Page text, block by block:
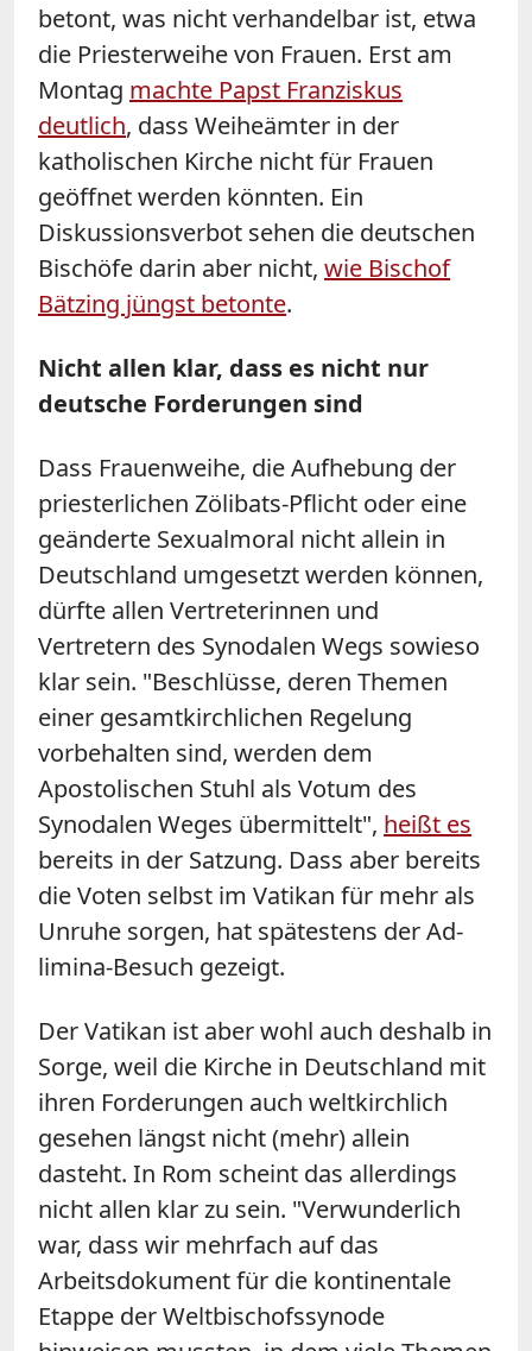
betont, was nicht verhandelbar ist, etwa
die Priesterweihe von Frauen. Erst am
Montag machte Papst Franziskus
deutlich, dass Weiheämter in der
katholischen Kirche nicht für Frauen
geöffnet werden könnten. Ein
Diskussionsverbot sehen die deutschen
Bischöfe darin aber nicht, wie Bischof
Bätzing jüngst betonte.
Nicht allen klar, dass es nicht nur
deutsche Forderungen sind
Dass Frauenweihe, die Aufhebung der
priesterlichen Zölibats-Pflicht oder eine
geänderte Sexualmoral nicht allein in
Deutschland umgesetzt werden können,
dürfte allen Vertreterinnen und
Vertretern des Synodalen Wegs sowieso
klar sein. "Beschlüsse, deren Themen
einer gesamtkirchlichen Regelung
vorbehalten sind, werden dem
Apostolischen Stuhl als Votum des
Synodalen Weges übermittelt", heißt es
bereits in der Satzung. Dass aber bereits
die Voten selbst im Vatikan für mehr als
Unruhe sorgen, hat spätestens der Ad-
limina-Besuch gezeigt.
Der Vatikan ist aber wohl auch deshalb in
Sorge, weil die Kirche in Deutschland mit
ihren Forderungen auch weltkirchlich
gesehen längst nicht (mehr) allein
dasteht. In Rom scheint das allerdings
nicht allen klar zu sein. "Verwunderlich
war, dass wir mehrfach auf das
Arbeitsdokument für die kontinentale
Etappe der Weltbischofssynode